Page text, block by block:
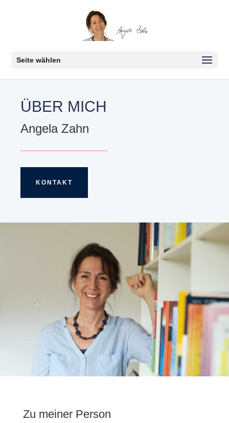
Seite wählen
ÜBER MICH
Angela Zahn
KONTAKT
Zu meiner Person